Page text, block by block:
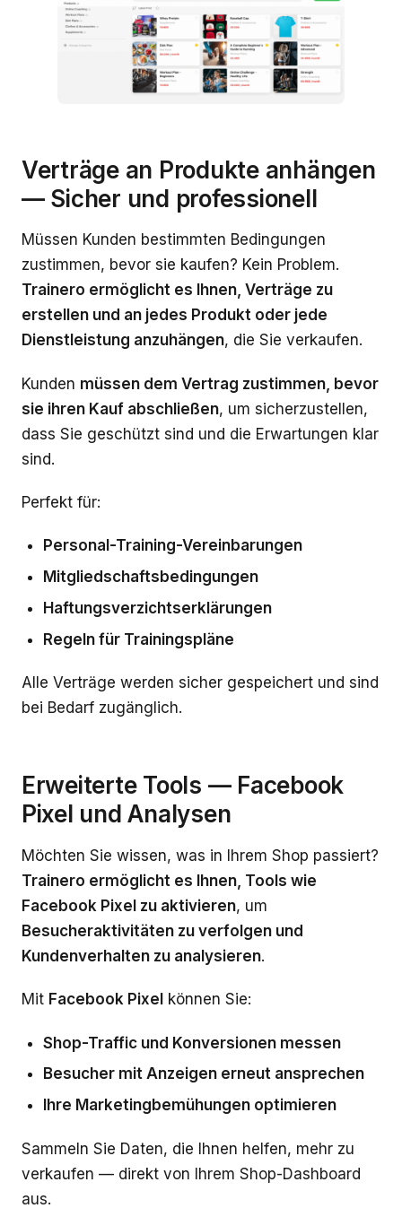
Verträge an Produkte anhängen
— Sicher und professionell
Müssen Kunden bestimmten Bedingungen
zustimmen, bevor sie kaufen? Kein Problem.
Trainero ermöglicht es Ihnen, Verträge zu
erstellen und an jedes Produkt oder jede
Dienstleistung anzuhängen, die Sie verkaufen.
Kunden müssen dem Vertrag zustimmen, bevor
sie ihren Kauf abschließen, um sicherzustellen,
dass Sie geschützt sind und die Erwartungen klar
sind.
Perfekt für:
Personal-Training-Vereinbarungen
Mitgliedschaftsbedingungen
Haftungsverzichtserklärungen
Regeln für Trainingspläne
Alle Verträge werden sicher gespeichert und sind
bei Bedarf zugänglich.
Erweiterte Tools — Facebook
Pixel und Analysen
Möchten Sie wissen, was in Ihrem Shop passiert?
Trainero ermöglicht es Ihnen, Tools wie
Facebook Pixel zu aktivieren, um
Besucheraktivitäten zu verfolgen und
Kundenverhalten zu analysieren.
Mit Facebook Pixel können Sie:
Shop-Traffic und Konversionen messen
Besucher mit Anzeigen erneut ansprechen
Ihre Marketingbemühungen optimieren
Sammeln Sie Daten, die Ihnen helfen, mehr zu
verkaufen — direkt von Ihrem Shop-Dashboard
aus.